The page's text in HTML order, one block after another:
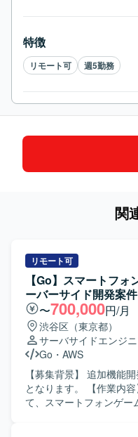
特徴
リモート可 週5勤務
関
リモート可
【Go】スマートフ
ーバーサイド開発案件
〜700,000円/月
渋谷区（東京都）
サーバサイドエンジ
Go ・ AWS
【募集背景】 追加機能
となります。 【作業内容】 サーバーサイドエンジニアとし
て、スマートフォンゲー